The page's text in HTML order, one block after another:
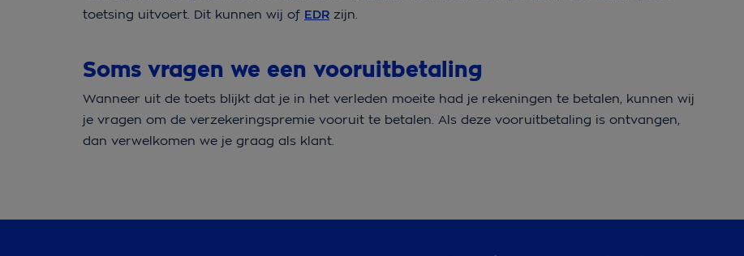
toetsing uitvoert. Dit kunnen wij of EDR zijn.
Soms vragen we een vooruitbetaling
Wanneer uit de toets blijkt dat je in het verleden moeite had je rekeningen te betalen, kunnen wij
je vragen om de verzekeringspremie vooruit te betalen. Als deze vooruitbetaling is ontvangen,
dan verwelkomen we je graag als klant.